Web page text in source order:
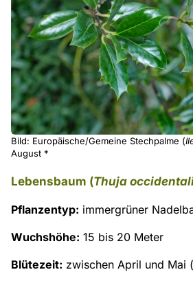
Bild: Europäische/Gemeine Stechpalme (
August *
Lebensbaum (Thuja
Pflanzentyp: immergrüner
Wuchshöhe: 15 bis 20 Meter
Blütezeit: zwischen April und Mai